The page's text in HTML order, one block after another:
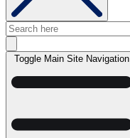
Toggle Main Site Navigation